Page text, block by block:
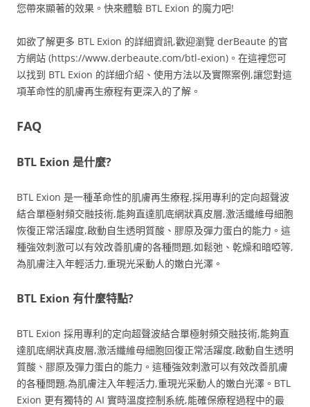
您帶來顯著的效果。快來體驗 BTL Exion 的魔力吧!
如欲了解更多 BTL Exion 的詳細資訊,歡迎瀏覽 derBeaute 的官
方網站 (https://www.derbeaute.com/btl-exion)。在這裡您可
以找到 BTL Exion 的詳細介紹、使用方法以及實際案例,讓您對這
項革命性的肌膚再生療程有更深入的了解。
FAQ
BTL Exion 是什麼?
BTL Exion 是一種革命性的肌膚再生療程,採用專利的定向超聲波
結合單極射頻交融技術,能夠直達肌底網狀真皮層,激活纖維母細胞
恢復正常活躍度,啟動自生透明質酸、膠原及彈力蛋白的能力。這
種強效刺激可以有效改善肌膚的各種問題,如鬆弛、乾燥和暗啞等,
為肌膚注入年輕活力,重現光采動人的嫩白光澤。
BTL Exion 有什麼特點?
BTL Exion 採用專利的定向超聲波結合單極射頻交融技術,能夠直
達肌底網狀真皮層,激活纖維母細胞回復正常活躍度,啟動自生透明
質酸、膠原及彈力蛋白的能力。這種強效刺激可以有效改善肌膚
的各種問題,為肌膚注入年輕活力,重現光采動人的嫩白光澤。BTL
Exion 更有獨特的 AI 實時溫度控制系統,能確保療程過程中的最